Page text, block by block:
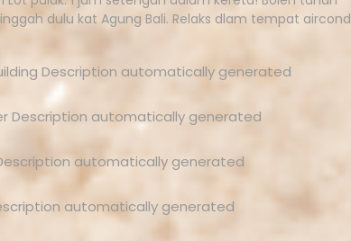
dulu kat Agung Bali. Relaks dlam tempat aircond